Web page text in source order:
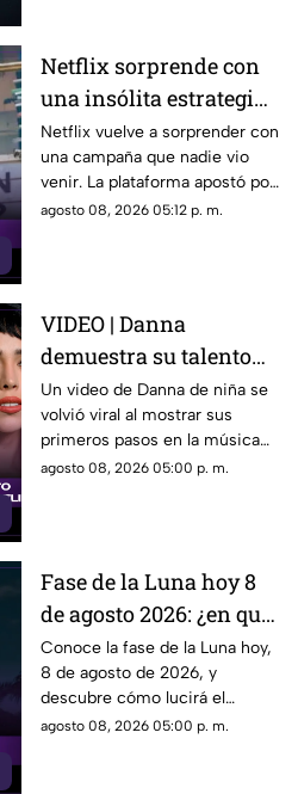
Netflix sorprende con
una insólita estrategia
para promocionar su
nuevo thriller
Netflix vuelve a sorprender con
una campaña que nadie vio
venir. La plataforma apostó por
una estrategia tan inusual
Descubre todos los detalles.
agosto 08, 2026 05:12 p. m.
VIDEO | Danna
demuestra su talento
desde niña antes de su
colaboración con
Belinda.
Un video de Danna de niña se
volvió viral al mostrar sus
primeros pasos en la música
antes de su colaboración con
agosto 08, 2026 05:00 p. m.
Fase de la Luna hoy 8
de agosto 2026: ¿en qué
etapa lunar estará esta
noche?
Conoce la fase de la Luna hoy,
8 de agosto de 2026, y
descubre cómo lucirá el
satélite natural durante esta
agosto 08, 2026 05:00 p. m.